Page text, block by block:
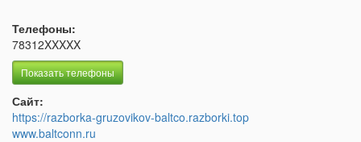
Телефоны:
78312XXXXX
Показать телефоны
Сайт:
https://razborka-gruzovikov-baltco.razborki.top
www.baltconn.ru